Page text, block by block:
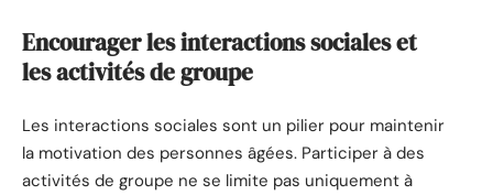
Encourager les interactions sociales et
les activités de groupe
Les interactions sociales sont un pilier pour maintenir
la motivation des personnes âgées. Participer à des
activités de groupe ne se limite pas uniquement à